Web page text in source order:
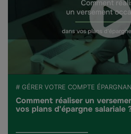
# GÉRER VOTRE COMPTE
Comment réaliser un
vos plans d'épargne salariale